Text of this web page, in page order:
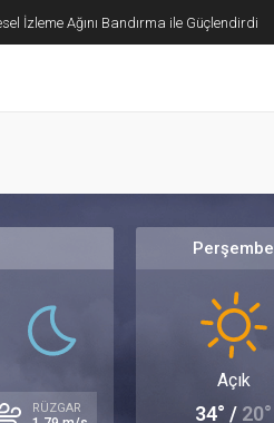
İzleme Ağını Bandırma ile Güçlendirdi
RÜZGAR
Perşembe
Açık
34° / 20°